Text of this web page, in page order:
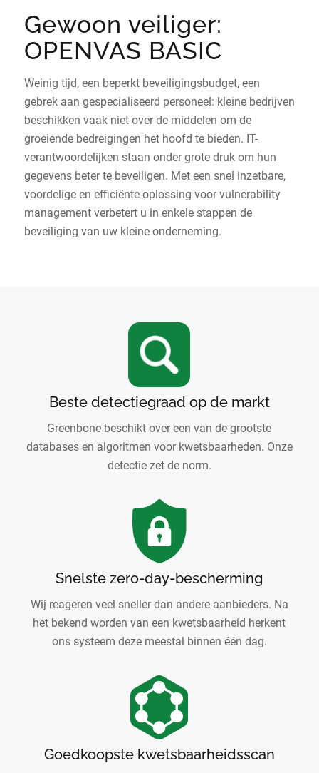
Gewoon veiliger:
OPENVAS BASIC
Weinig tijd, een beperkt beveiligingsbudget, een
gebrek aan gespecialiseerd personeel: kleine bedrijven
beschikken vaak niet over de middelen om de
groeiende bedreigingen het hoofd te bieden. IT-
verantwoordelijken staan onder grote druk om hun
gegevens beter te beveiligen. Met een snel inzetbare,
voordelige en efficiënte oplossing voor vulnerability
management verbetert u in enkele stappen de
beveiliging van uw kleine onderneming.
Beste detectiegraad op de markt
Greenbone beschikt over een van de grootste
databases en algoritmen voor kwetsbaarheden. Onze
detectie zet de norm.
Snelste zero-day-bescherming
Wij reageren veel sneller dan andere aanbieders. Na
het bekend worden van een kwetsbaarheid herkent
ons systeem deze meestal binnen één dag.
Goedkoopste kwetsbaarheidsscan